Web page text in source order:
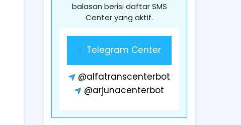
balasan berisi daftar SMS
Center yang aktif.
Telegram Center
@alfatranscenterbot
@arjunacenterbot